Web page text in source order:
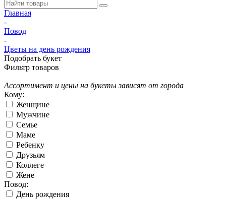
Главная
-
Повод
-
Цветы на день рождения
Подобрать букет
Фильтр товаров
Ассортимент и цены на букеты зависят от города
Кому:
Женщине
Мужчине
Семье
Маме
Ребенку
Друзьям
Коллеге
Жене
Повод:
День рождения